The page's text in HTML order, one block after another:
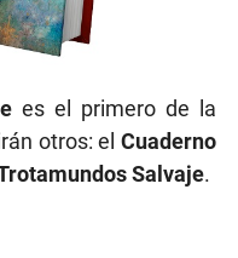
es el primero de la
otros: el Cuaderno
Salvaje.